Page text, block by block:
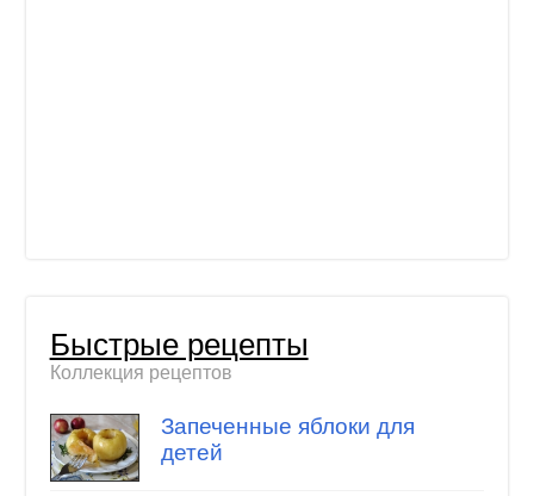
Быстрые рецепты
Коллекция рецептов
Запеченные яблоки для
детей